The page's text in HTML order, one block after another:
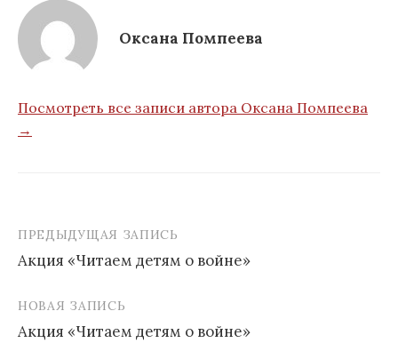
Оксана Помпеева
Посмотреть все записи автора Оксана Помпеева
→
Навигация
по
записям
ПРЕДЫДУЩАЯ ЗАПИСЬ
Акция «Читаем детям о войне»
НОВАЯ ЗАПИСЬ
Акция «Читаем детям о войне»